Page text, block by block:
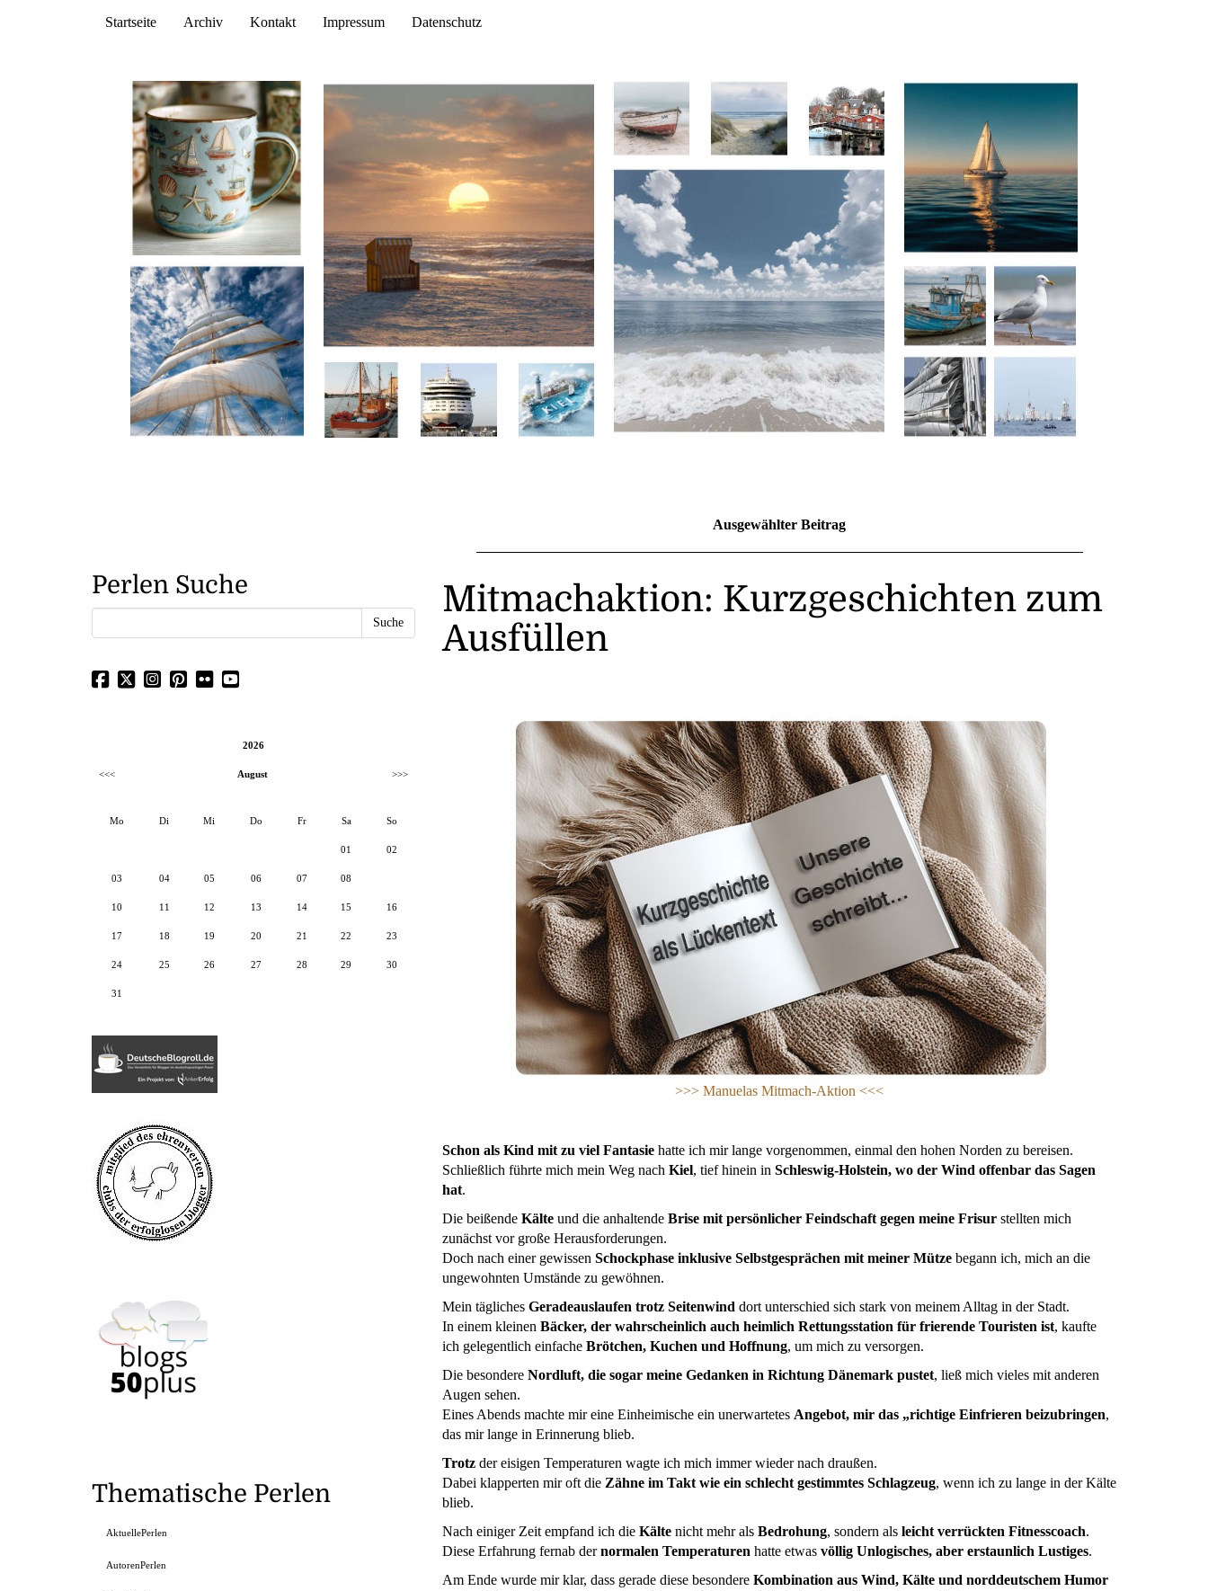
Startseite Archiv Kontakt Impressum Datenschutz
Ausgewählter Beitrag
Mitmachaktion: Kurzgeschichten zum
Ausfüllen
>>> Manuelas Mitmach-Aktion <<<
Schon als Kind mit zu viel Fantasie hatte ich mir lange vorgenommen, einmal den hohen Norden zu bereisen.
Schließlich führte mich mein Weg nach Kiel, tief hinein in Schleswig-Holstein, wo der Wind offenbar das Sagen
hat.
Die beißende Kälte und die anhaltende Brise mit persönlicher Feindschaft gegen meine Frisur stellten mich
zunächst vor große Herausforderungen.
Doch nach einer gewissen Schockphase inklusive Selbstgesprächen mit meiner Mütze begann ich, mich an die
ungewohnten Umstände zu gewöhnen.
Mein tägliches Geradeauslaufen trotz Seitenwind dort unterschied sich stark von meinem Alltag in der Stadt.
In einem kleinen Bäcker, der wahrscheinlich auch heimlich Rettungsstation für frierende Touristen ist, kaufte
ich gelegentlich einfache Brötchen, Kuchen und Hoffnung, um mich zu versorgen.
Die besondere Nordluft, die sogar meine Gedanken in Richtung Dänemark pustet, ließ mich vieles mit anderen
Augen sehen.
Eines Abends machte mir eine Einheimische ein unerwartetes Angebot, mir das „richtige Einfrieren beizubringen,
das mir lange in Erinnerung blieb.
Trotz der eisigen Temperaturen wagte ich mich immer wieder nach draußen.
Dabei klapperten mir oft die Zähne im Takt wie ein schlecht gestimmtes Schlagzeug, wenn ich zu lange in der Kälte
blieb.
Nach einiger Zeit empfand ich die Kälte nicht mehr als Bedrohung, sondern als leicht verrückten Fitnesscoach.
Diese Erfahrung fernab dernormalen Temperaturen hatte etwas völlig Unlogisches, aber erstaunlich Lustiges.
Am Ende wurde mir klar, dass gerade diese besondere Kombination aus Wind, Kälte und norddeutschem Humor
Perlen Suche
2026
<<< August >>>
Mo Di Mi Do Fr Sa So
01 02
03 04 05 06 07 08
10 11 12 13 14 15 16
17 18 19 20 21 22 23
24 25 26 27 28 29 30
31
Thematische Perlen
AktuellePerlen
AutorenPerlen